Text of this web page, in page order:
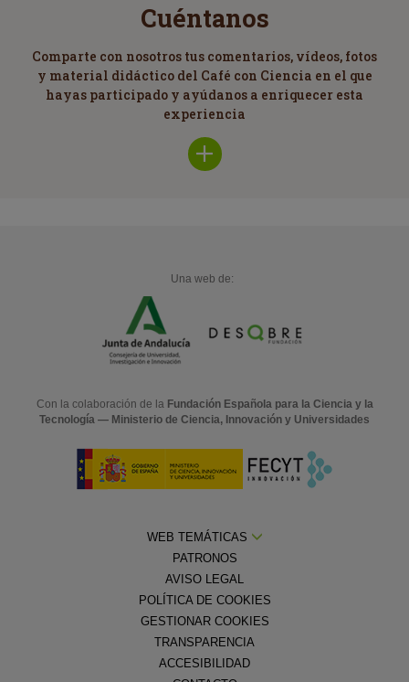
Cuéntanos
Comparte con nosotros tus comentarios, vídeos, fotos
y material didáctico del Café con Ciencia en el que
hayas participado y ayúdanos a enriquecer esta
experiencia
Una web de:
Con la colaboración de la Fundación Española para la Ciencia y la
Tecnología — Ministerio de Ciencia, Innovación y Universidades
WEB TEMÁTICAS
PATRONOS
AVISO LEGAL
POLÍTICA DE COOKIES
GESTIONAR COOKIES
TRANSPARENCIA
ACCESIBILIDAD